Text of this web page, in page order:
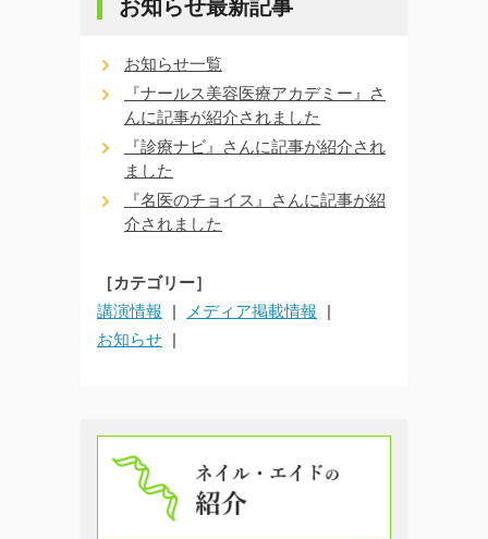
お知らせ最新記事
お知らせ一覧
『ナールス美容医療アカデミー』さ
んに記事が紹介されました
『診療ナビ』さんに記事が紹介され
ました
『名医のチョイス』さんに記事が紹
介されました
［カテゴリー］
講演情報
メディア掲載情報
お知らせ